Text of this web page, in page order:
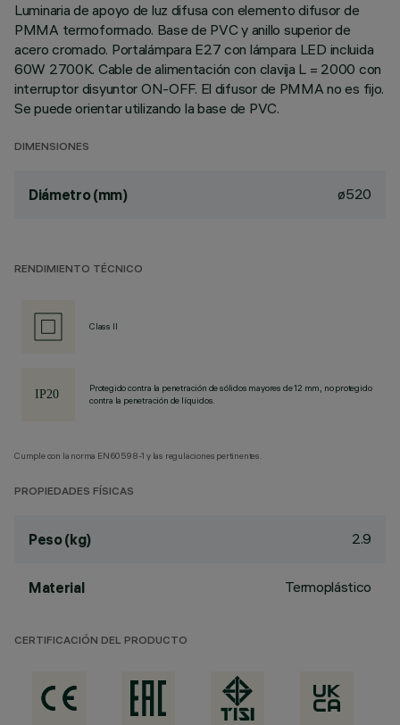
Luminaria de apoyo de luz difusa con elemento difusor de
PMMA termoformado. Base de PVC y anillo superior de
acero cromado. Portalámpara E27 con lámpara LED incluida
60W 2700K. Cable de alimentación con clavija L = 2000 con
interruptor disyuntor ON-OFF. El difusor de PMMA no es fijo.
Se puede orientar utilizando la base de PVC.
DIMENSIONES
Diámetro (mm) ø520
RENDIMIENTO TÉCNICO
Class II
Protegido contra la penetración de sólidos mayores de 12 mm, no protegido
contra la penetración de líquidos.
Cumple con la norma EN60598-1 y las regulaciones pertinentes.
PROPIEDADES FÍSICAS
Peso (kg) 2.9
Material Termoplástico
CERTIFICACIÓN DEL PRODUCTO